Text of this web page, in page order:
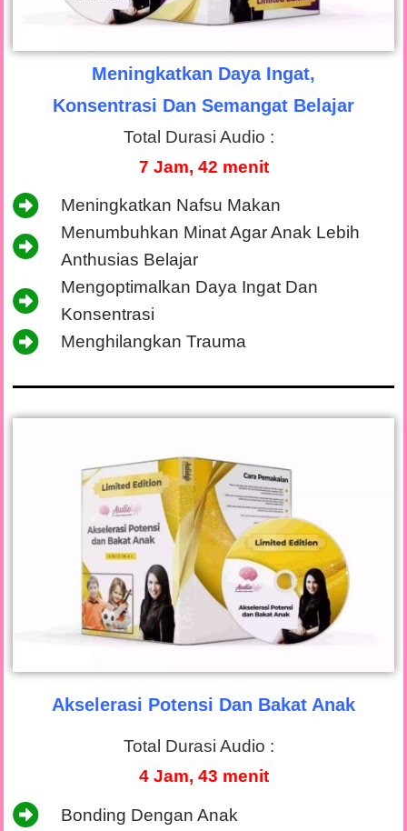
Meningkatkan Daya Ingat,
Konsentrasi Dan Semangat Belajar
Total Durasi Audio :
7 Jam, 42 menit
Meningkatkan Nafsu Makan
Menumbuhkan Minat Agar Anak Lebih
Anthusias Belajar
Mengoptimalkan Daya Ingat Dan
Konsentrasi
Menghilangkan Trauma
Akselerasi Potensi Dan Bakat Anak
Total Durasi Audio :
4 Jam, 43 menit
Bonding Dengan Anak